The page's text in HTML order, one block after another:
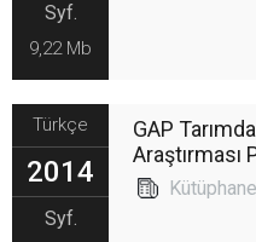
Syf.
9,22 Mb
Türkçe
2014
Syf.
GAP
Araştırması